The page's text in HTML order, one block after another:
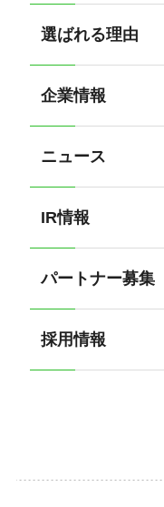
選ばれる理由
企業情報
ニュース
IR情報
パートナー募集
採用情報